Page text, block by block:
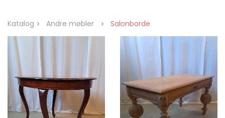
Katalog Andre møbler Salonborde